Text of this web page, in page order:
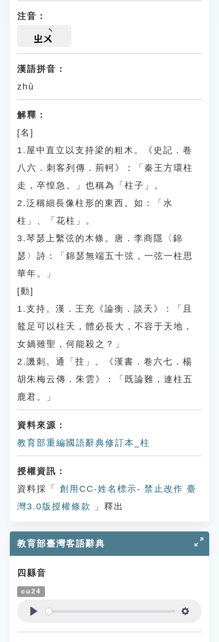
注音：
ㄓㄨ
漢語拼音：
zhù
解釋：
[名]
1.屋中直立以支持梁的粗木。《史記．卷
八六．刺客列傳．荊軻》：「秦王方環柱
走，卒惶急。」也稱為「柱子」。
2.泛稱細長像柱形的東西。如：「水
柱」、「花柱」。
3.琴瑟上繫弦的木條。唐．李商隱〈錦
瑟〉詩：「錦瑟無端五十弦，一弦一柱思
華年。」
[動]
1.支持。漢．王充《論衡．談天》：「且
鼇足可以柱天，體必長大，不容于天地，
女媧雖聖，何能殺之？」
2.譏刺。通「拄」。《漢書．卷六七．楊
胡朱梅云傳．朱雲》：「既論難，連柱五
鹿君。」
資料來源：
教育部重編國語辭典修訂本_柱
授權資訊：
資料採「
創用CC-姓名標示- 禁止改作 臺
灣3.0版授權條款
」釋出
教育部臺灣客語辭典
四縣音
cu24